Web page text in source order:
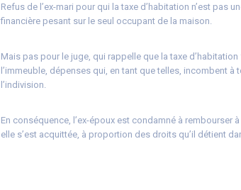
Refus de l’ex-mari pour qui la taxe d’habitation n’est pas
financière pesant sur le seul occupant de la maison.
Mais pas pour le juge, qui rappelle que la taxe
l’immeuble, dépenses qui, en tant que telles, incombent
l’indivision.
En conséquence, l’ex-époux est condamné à rembourser
elle s’est acquittée, à proportion des droits qu’il détient